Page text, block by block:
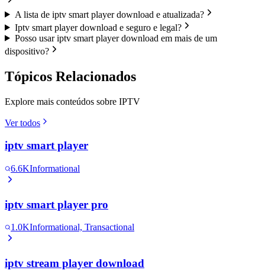
A lista de iptv smart player download e atualizada?
Iptv smart player download e seguro e legal?
Posso usar iptv smart player download em mais de um
dispositivo?
Tópicos Relacionados
Explore mais conteúdos sobre IPTV
Ver todos
iptv smart player
6.6KInformational
iptv smart player pro
1.0KInformational, Transactional
iptv stream player download